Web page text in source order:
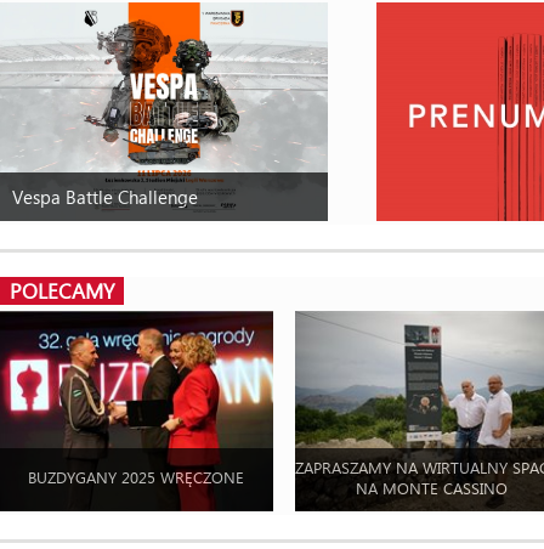
Vespa Battle Challenge
POLECAMY
BUZDYGANY 2025 WRĘCZONE
ZAPRASZAMY NA WIRTUALNY
NA MONTE CASSINO